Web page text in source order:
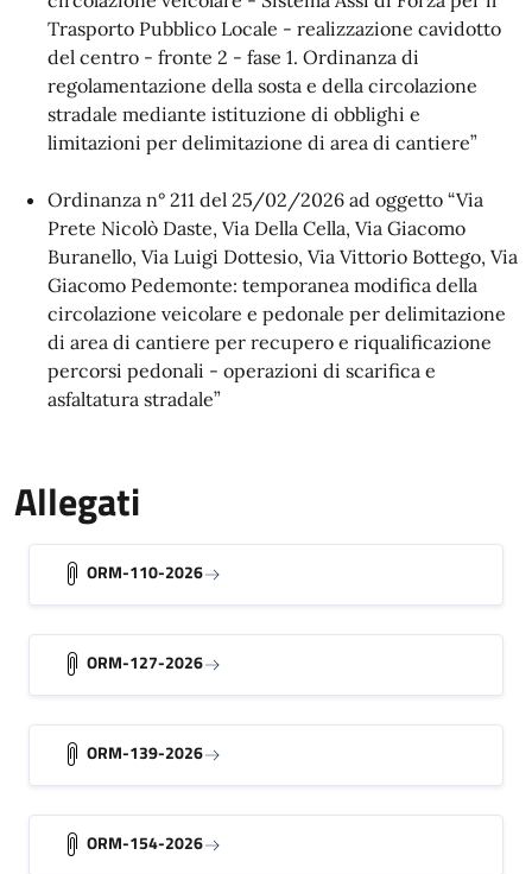
Trasporto Pubblico Locale - realizzazione cavidotto
del centro - fronte 2 - fase 1. Ordinanza di
regolamentazione della sosta e della circolazione
stradale mediante istituzione di obblighi e
limitazioni per delimitazione di area di cantiere”
Ordinanza n° 211 del 25/02/2026 ad oggetto “Via
Prete Nicolò Daste, Via Della Cella, Via Giacomo
Buranello, Via Luigi Dottesio, Via Vittorio Bottego, Via
Giacomo Pedemonte: temporanea modifica della
circolazione veicolare e pedonale per delimitazione
di area di cantiere per recupero e riqualificazione
percorsi pedonali - operazioni di scarifica e
asfaltatura stradale”
Allegati
ORM-110-2026
ORM-127-2026
ORM-139-2026
ORM-154-2026